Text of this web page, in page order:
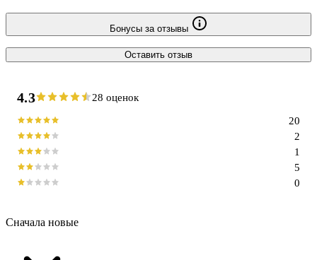
Бонусы за отзывы
Оставить отзыв
4.3 28 оценок
0
5
1
2
20
Сначала новые